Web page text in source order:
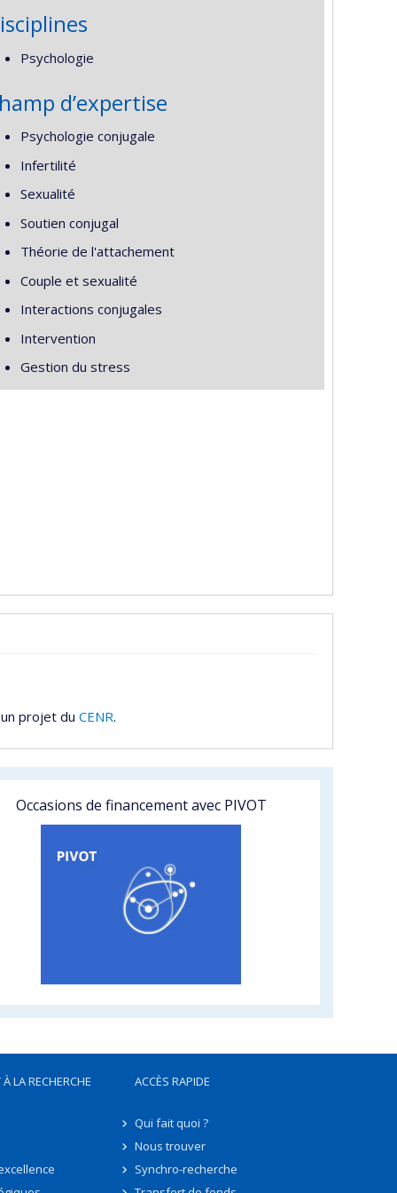
Psychologie
d’expertise
Psychologie conjugale
Infertilité
Sexualité
Soutien conjugal
Théorie de l'attachement
Couple et sexualité
Interactions conjugales
Intervention
Gestion du stress
projet du CENR.
Occasions de financement avec PIVOT
LA RECHERCHE ACCÈS RAPIDE
Qui fait quoi ?
Nous trouver
Synchro-recherche